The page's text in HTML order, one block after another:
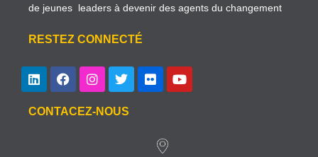
de jeunes leaders à devenir des agents du changement
RESTEZ CONNECTÉ
CONTACEZ-NOUS